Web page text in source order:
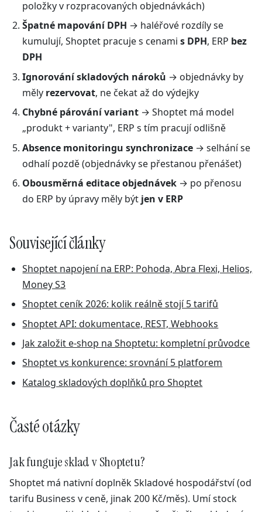
položky v rozpracovaných objednávkách)
Špatné mapování DPH → haléřové rozdíly se
kumulují, Shoptet pracuje s cenamis DPH, ERP bez
DPH
Ignorování skladových nároků → objednávky by
měly rezervovat, ne čekat až do výdejky
Chybné párování variant → Shoptet má model
„produkt + varianty", ERP s tím pracují odlišně
Absence monitoringu synchronizace → selhání se
odhalí pozdě (objednávky se přestanou přenášet)
Obousměrná editace objednávek → po přenosu
do ERP by úpravy měly být jen v ERP
Související články
Shoptet napojení na ERP: Pohoda, Abra Flexi, Helios,
Money S3
Shoptet ceník 2026: kolik reálně stojí 5 tarifů
Shoptet API: dokumentace, REST, Webhooks
Jak založit e-shop na Shoptetu: kompletní průvodce
Shoptet vs konkurence: srovnání 5 platforem
Katalog skladových doplňků pro Shoptet
Časté otázky
Jak funguje sklad v Shoptetu?
Shoptet má nativní doplněk Skladové hospodářství (od
tarifu Business v ceně, jinak 200 Kč/měs). Umí stock